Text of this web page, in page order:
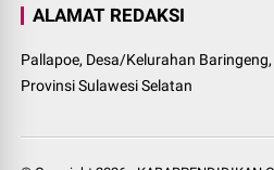
ALAMAT REDAKSI
Pallapoe, Desa/Kelurahan
Provinsi Sulawesi Selatan